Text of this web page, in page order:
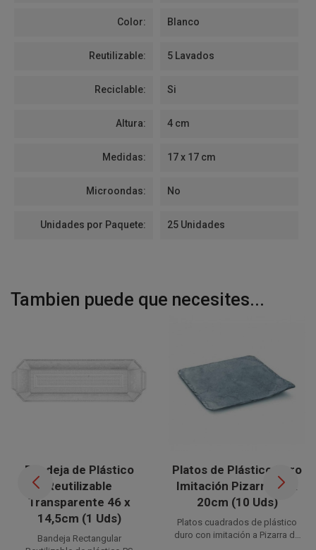
Color: Blanco
Reutilizable: 5 Lavados
Reciclable: Si
Altura: 4 cm
Medidas: 17 x 17 cm
Microondas: No
Unidades por Paquete: 25 Unidades
Tambien puede que necesites...
Bandeja de Plástico
Reutilizable
Transparente 46 x
14,5cm (1 Uds)
Bandeja Rectangular
Platos de Plástico Duro
Imitación Pizarra 20 x
20cm (10 Uds)
Platos cuadrados de plástico
duro con imitación a Pizarra de